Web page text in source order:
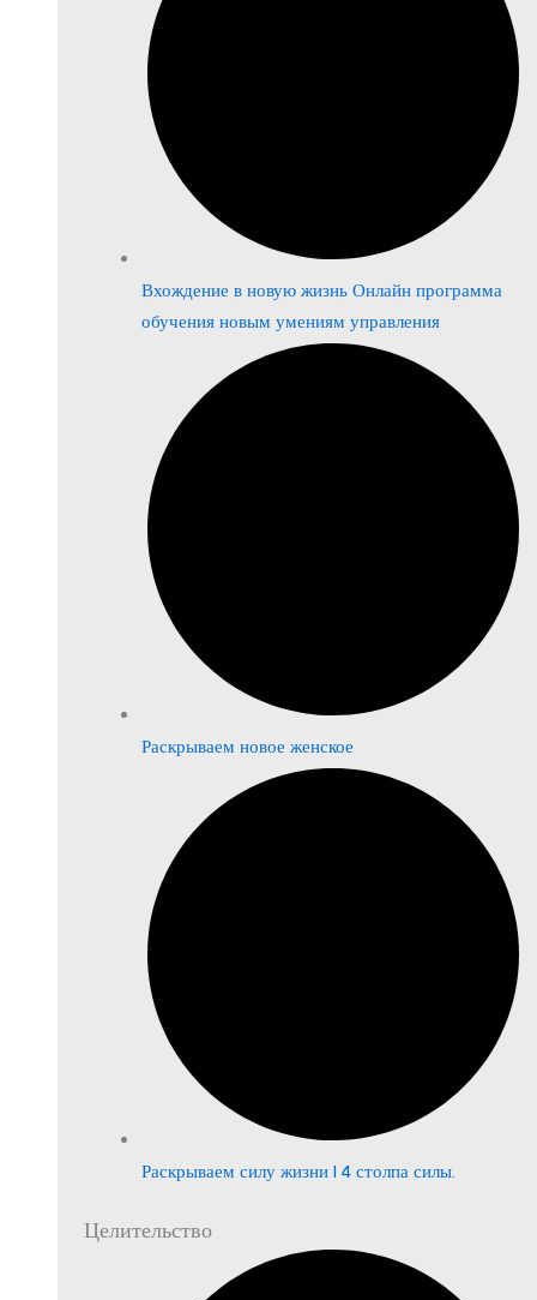
Вхождение в новую жизнь Онлайн программа
обучения новым умениям управления
Раскрываем новое женское
Раскрываем силу жизни | 4 столпа силы.
Целительство